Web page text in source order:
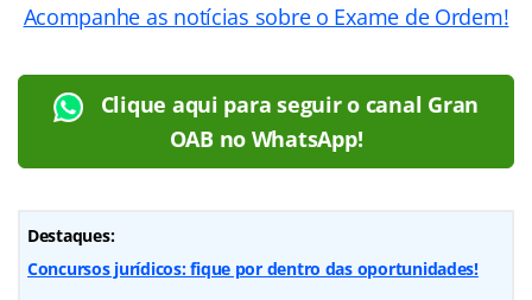
Acompanhe as notícias sobre o Exame de Ordem!
Clique aqui para seguir o canal Gran
OAB no WhatsApp!
Destaques:
Concursos jurídicos: fique por dentro das oportunidades!